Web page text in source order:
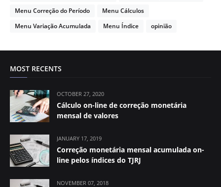
Menu Correção do Período
Menu Cálculos
Menu Variação Acumulada
Menu Índice opinião
MOST RECENTS
OCTOBER 27, 2020
Cálculo on-line de correção monetária
mensal de valores
JANUARY 17, 2019
Correção monetária mensal acumulada on-
line pelos índices do TJRJ
NOVEMBER 07, 2018